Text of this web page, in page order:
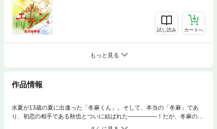
試し読み カートへ
もっと見る
作品情報
水夏が13歳の夏に出逢った「冬麻くん」。そして、本当の「冬麻」であ
り、初恋の相手である秋也とついに結ばれた―――――！だが、冬麻の事
故を知り、この想いは一夜限りのものと決め、二人は互いの道を歩み出し